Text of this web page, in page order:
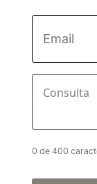
Consulta
0 de 400